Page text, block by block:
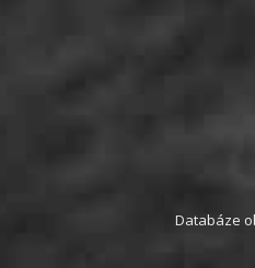
Databáze